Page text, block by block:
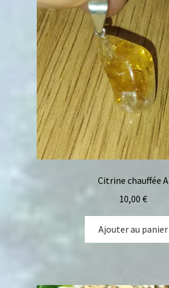
Citrine chauffée A
10,00 €
Ajouter au panier